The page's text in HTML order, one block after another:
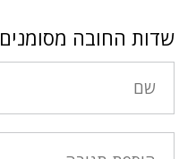
שדות החובה מסומנים